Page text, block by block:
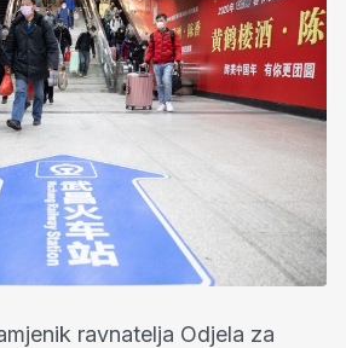
ravnatelja Odjela za